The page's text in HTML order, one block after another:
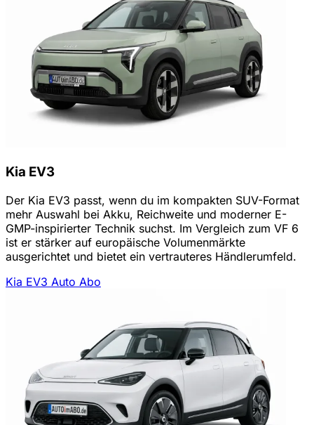
Kia EV3
Der Kia EV3 passt, wenn du im kompakten SUV-Format
mehr Auswahl bei Akku, Reichweite und moderner E-
GMP-inspirierter Technik suchst. Im Vergleich zum VF 6
ist er stärker auf europäische Volumenmärkte
ausgerichtet und bietet ein vertrauteres Händlerumfeld.
Kia EV3 Auto Abo